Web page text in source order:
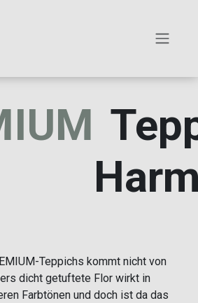
Teppichs kommt nicht von
dicht getuftete Flor wirkt in
Farbtönen und doch ist da das